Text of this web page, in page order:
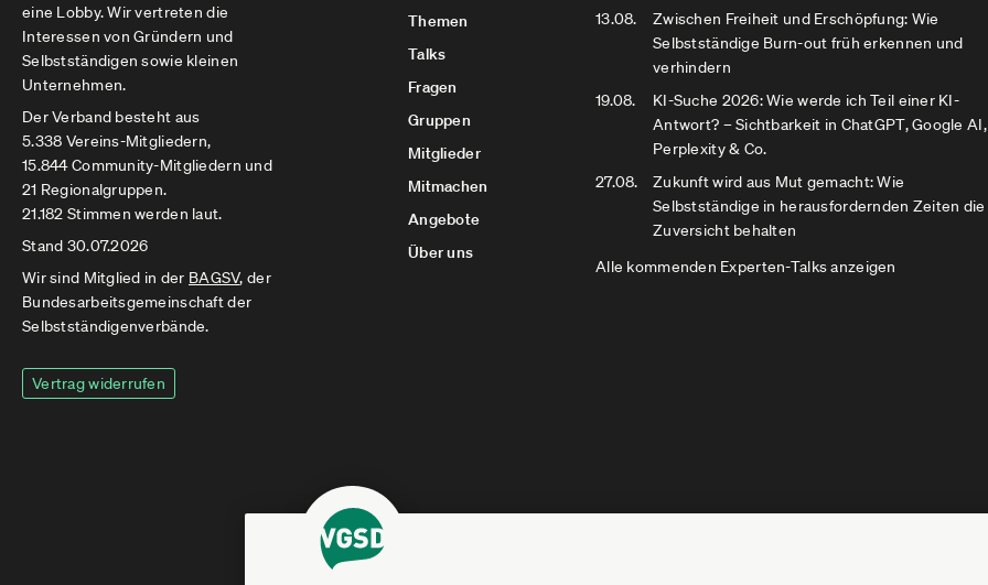
eine Lobby. Wir vertreten die
Interessen von Gründern und
Selbstständigen sowie kleinen
Unternehmen.
Der Verband besteht aus
5.338 Vereins-Mitgliedern,
15.844 Community-Mitgliedern und
21 Regionalgruppen.
21.182 Stimmen werden laut.
Stand 30.07.2026
Wir sind Mitglied in der BAGSV, der
Bundesarbeitsgemeinschaft der
Selbstständigenverbände.
Vertrag widerrufen
Themen
Talks
Fragen
Gruppen
Mitglieder
Mitmachen
Angebote
Über uns
13.08.
Zwischen Freiheit und Erschöpfung: Wie
Selbstständige Burn-out früh erkennen und
verhindern
19.08.
KI-Suche 2026: Wie werde ich Teil einer KI-
Antwort? – Sichtbarkeit in ChatGPT, Google AI,
Perplexity & Co.
27.08.
Zukunft wird aus Mut gemacht: Wie
Selbstständige in herausfordernden Zeiten die
Zuversicht behalten
Alle kommenden Experten-Talks anzeigen